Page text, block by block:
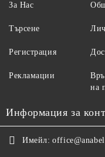
За Нас
Търсене
Регистрация
Рекламации
на
Информация за
Имейл: